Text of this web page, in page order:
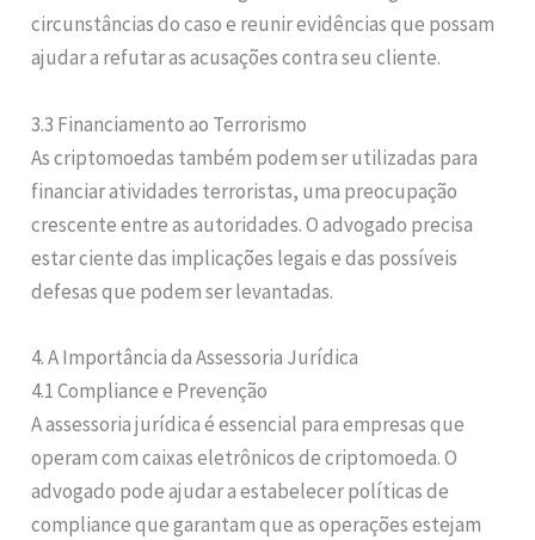
circunstâncias do caso e reunir evidências que possam
ajudar a refutar as acusações contra seu cliente.
3.3 Financiamento ao Terrorismo
As criptomoedas também podem ser utilizadas para
financiar atividades terroristas, uma preocupação
crescente entre as autoridades. O advogado precisa
estar ciente das implicações legais e das possíveis
defesas que podem ser levantadas.
4. A Importância da Assessoria Jurídica
4.1 Compliance e Prevenção
A assessoria jurídica é essencial para empresas que
operam com caixas eletrônicos de criptomoeda. O
advogado pode ajudar a estabelecer políticas de
compliance que garantam que as operações estejam